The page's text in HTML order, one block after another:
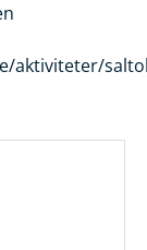
aktiviteter/